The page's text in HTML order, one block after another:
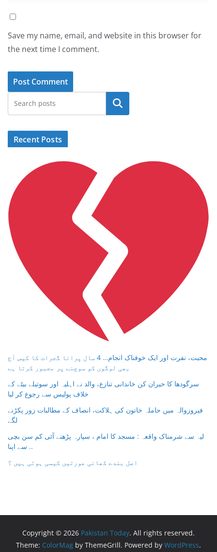
Save my name, email, and website in this browser for
the next time I comment.
Search
Recent Posts
محبت، نفرت اور ایک خوفناک انجام… 4 سال پرانا گجرات کا کیس آج
بھی لوگوں کو سوچنے پر مجبور کرتا ہے
سرگودھا کا حیران کن خاندانی تنازع، والد نے اہلیہ اور سوتیلے بیٹے کے
خلاف پولیس سے رجوع کر لیا
فیروزوالہ میں حاملہ خاتون کی ہلاکت، انصاف کے مطالبات زور پکڑنے
لگے
لیہ سے شرمناک واقعہ : مسجد کا امام ، سپارہ پڑھنے آئی کم سن بچی
سے اپنا ..
اصل بندے کھانی عورتیں کیسی ہوتی ہیں ؟
Copyright © 2026 Pakistan Today. All rights reserved.
Theme: ColorMag by ThemeGrill. Powered by WordPress.